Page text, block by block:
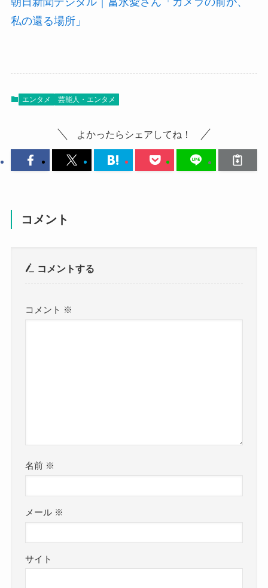
私の還る場所」
エンタメ 芸能人・エンタメ
よかったらシェアしてね！
コメント
コメントする
コメント ※
名前 ※
メール ※
サイト